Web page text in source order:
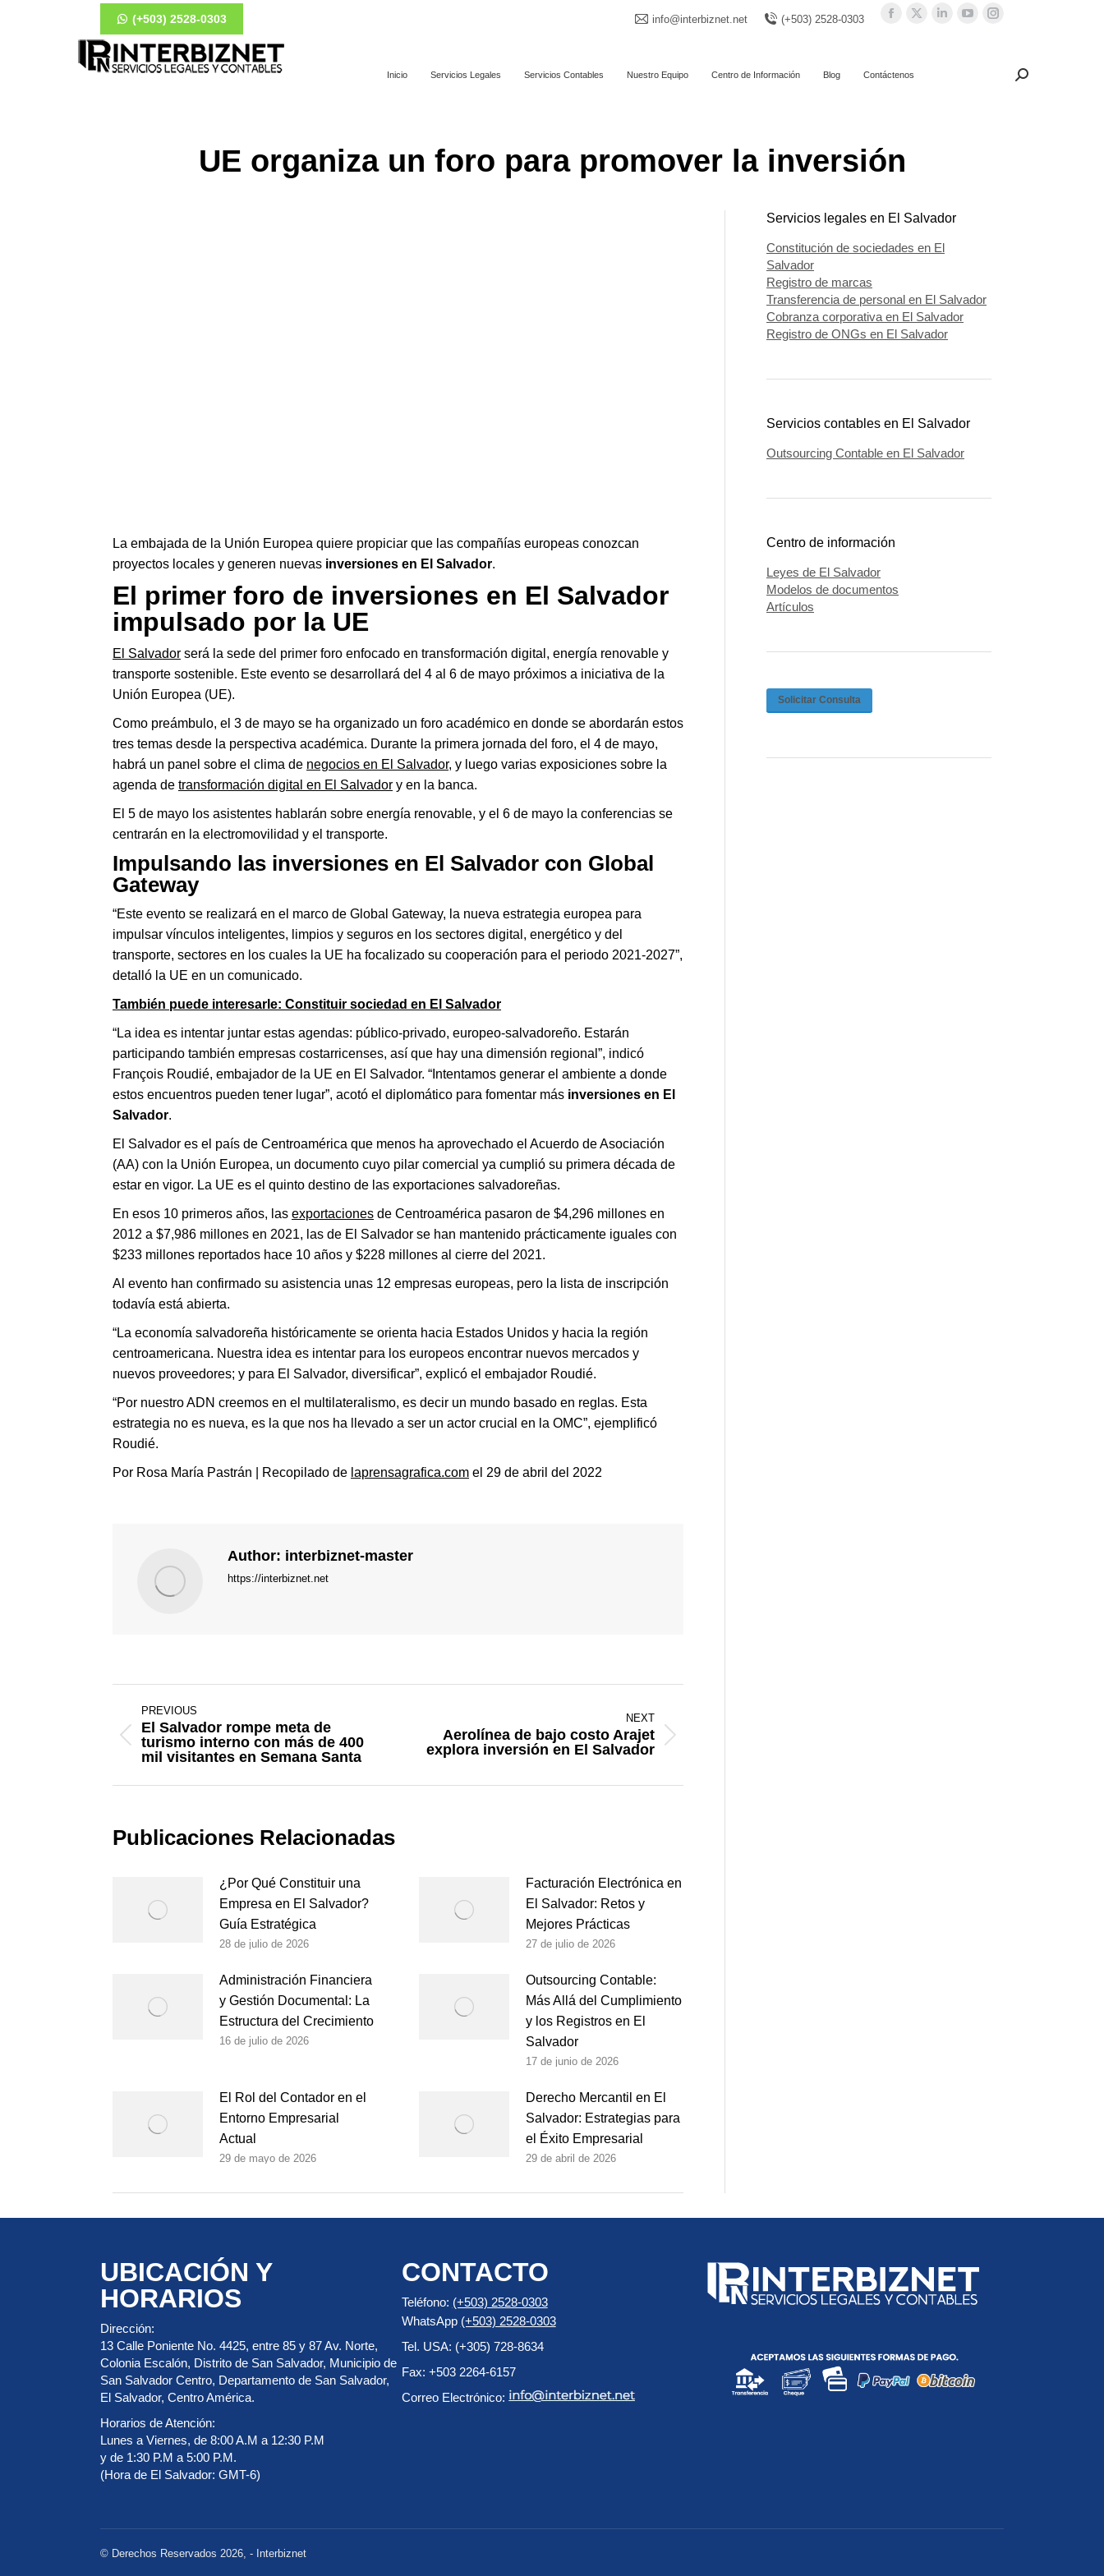
(+503) 2528-0303 info@interbiznet.net (+503) 2528-0303
Facebook
in
LinkedinYouTube
Inicio Servicios Legales Servicios Contables Nuestro Equipo Centro de Información Blog Contáctenos Search:
Buscar
UE organiza un foro para promover la inversión
La embajada de la Unión Europea quiere propiciar que las compañías europeas conozcan
proyectos locales y generen nuevas inversiones en El Salvador.
El primer foro de inversiones en El Salvador
impulsado por la UE
El Salvador será la sede del primer foro enfocado en transformación digital, energía renovable y
transporte sostenible. Este evento se desarrollará del 4 al 6 de mayo próximos a iniciativa de la
Unión Europea (UE).
Como preámbulo, el 3 de mayo se ha organizado un foro académico en donde se abordarán estos
tres temas desde la perspectiva académica. Durante la primera jornada del foro, el 4 de mayo,
habrá un panel sobre el clima de negocios en El Salvador, y luego varias exposiciones sobre la
agenda de transformación digital en El Salvador y en la banca.
El 5 de mayo los asistentes hablarán sobre energía renovable, y el 6 de mayo la conferencias se
centrarán en la electromovilidad y el transporte.
Impulsando las inversiones en El Salvador con Global
Gateway
“Este evento se realizará en el marco de Global Gateway, la nueva estrategia europea para
impulsar vínculos inteligentes, limpios y seguros en los sectores digital, energético y del
transporte, sectores en los cuales la UE ha focalizado su cooperación para el periodo 2021-2027”,
detalló la UE en un comunicado.
También puede interesarle: Constituir sociedad en El Salvador
“La idea es intentar juntar estas agendas: público-privado, europeo-salvadoreño. Estarán
participando también empresas costarricenses, así que hay una dimensión regional”, indicó
François Roudié, embajador de la UE en El Salvador. “Intentamos generar el ambiente a donde
estos encuentros pueden tener lugar”, acotó el diplomático para fomentar más inversiones en El
Salvador.
El Salvador es el país de Centroamérica que menos ha aprovechado el Acuerdo de Asociación
(AA) con la Unión Europea, un documento cuyo pilar comercial ya cumplió su primera década de
estar en vigor. La UE es el quinto destino de las exportaciones salvadoreñas.
En esos 10 primeros años, las exportaciones de Centroamérica pasaron de $4,296 millones en
2012 a $7,986 millones en 2021, las de El Salvador se han mantenido prácticamente iguales con
$233 millones reportados hace 10 años y $228 millones al cierre del 2021.
Al evento han confirmado su asistencia unas 12 empresas europeas, pero la lista de inscripción
todavía está abierta.
“La economía salvadoreña históricamente se orienta hacia Estados Unidos y hacia la región
centroamericana. Nuestra idea es intentar para los europeos encontrar nuevos mercados y
nuevos proveedores; y para El Salvador, diversificar”, explicó el embajador Roudié.
“Por nuestro ADN creemos en el multilateralismo, es decir un mundo basado en reglas. Esta
estrategia no es nueva, es la que nos ha llevado a ser un actor crucial en la OMC”, ejemplificó
Roudié.
Por Rosa María Pastrán | Recopilado de laprensagrafica.com el 29 de abril del 2022
Author: interbiznet-master
https://interbiznet.net
navigation
PREVIOUS
Previous
post:
El Salvador rompe meta de
turismo interno con más de 400
mil visitantes en Semana Santa
NEXT
Next
Aerolínea de bajo costo Arajet
explora inversión en El Salvador
Publicaciones Relacionadas
¿Por Qué Constituir una
Empresa en El Salvador?
Guía Estratégica
28 de julio de 2026
Facturación Electrónica en
El Salvador: Retos y
Mejores Prácticas
27 de julio de 2026
Administración Financiera
y Gestión Documental: La
Estructura del Crecimiento
16 de julio de 2026
Outsourcing Contable:
Más Allá del Cumplimiento
y los Registros en El
Salvador
17 de junio de 2026
El Rol del Contador en el
Entorno Empresarial
Actual
29 de mayo de 2026
Derecho Mercantil en El
Salvador: Estrategias para
el Éxito Empresarial
29 de abril de 2026
Servicios legales en El Salvador
Constitución de sociedades en El
Salvador
Registro de marcas
Transferencia de personal en El Salvador
Cobranza corporativa en El Salvador
Registro de ONGs en El Salvador
Servicios contables en El Salvador
Outsourcing Contable en El Salvador
Centro de información
Leyes de El Salvador
Modelos de documentos
Artículos
Solicitar Consulta
UBICACIÓN Y
HORARIOS
Dirección:
13 Calle Poniente No. 4425, entre 85 y 87 Av. Norte,
Colonia Escalón, Distrito de San Salvador, Municipio de
San Salvador Centro, Departamento de San Salvador,
El Salvador, Centro América.
Horarios de Atención:
Lunes a Viernes, de 8:00 A.M a 12:30 P.M
y de 1:30 P.M a 5:00 P.M.
(Hora de El Salvador: GMT-6)
CONTACTO
Teléfono: (+503) 2528-0303
WhatsApp (+503) 2528-0303
Tel. USA: (+305) 728-8634
Fax: +503 2264-6157
Correo Electrónico:
© Derechos Reservados 2026, - Interbiznet